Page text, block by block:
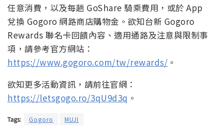
任意消費，以及每趟 GoShare 騎乘費用，或於 App
兌換 Gogoro 網路商店購物金。欲知台新 Gogoro
Rewards 聯名卡回饋內容、適用通路及注意與限制事
項，請參考官方網站：
https://www.gogoro.com/tw/rewards/ 。
欲知更多活動資訊，請前往官網：
https://letsgogo.ro/3qU9d3q 。
Tags: Gogoro MUJI